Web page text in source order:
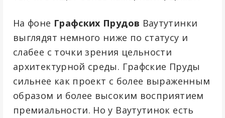
На фоне Графских Прудов Ваутутинки
выглядят немного ниже по статусу и
слабее с точки зрения цельности
архитектурной среды. Графские Пруды
сильнее как проект с более выраженным
образом и более высоким восприятием
премиальности. Но у Ваутутинок есть